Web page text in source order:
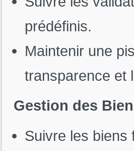
prédéfinis.
Maintenir une
transparence et
Gestion des
Suivre les biens